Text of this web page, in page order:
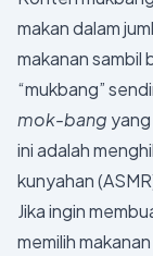
makan dalam
makanan sambil
“mukbang”
mok-bang
ini adalah
kunyahan
Jika ingin
memilih